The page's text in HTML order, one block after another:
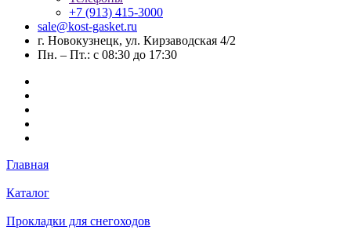
+7 (913) 415-3000
sale@kost-gasket.ru
г. Новокузнецк, ул. Кирзаводская 4/2
Пн. – Пт.: с 08:30 до 17:30
Главная
Каталог
Прокладки для снегоходов